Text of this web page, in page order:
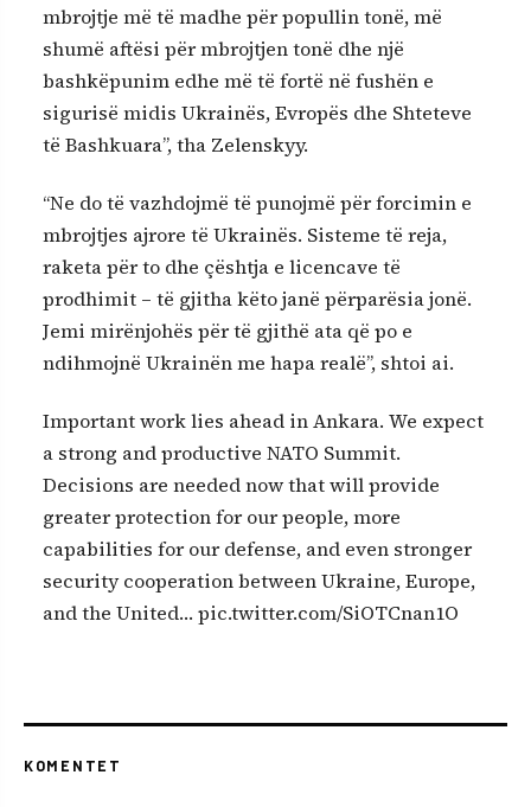
mbrojtje më të madhe për popullin tonë, më
shumë aftësi për mbrojtjen tonë dhe një
bashkëpunim edhe më të fortë në fushën e
sigurisë midis Ukrainës, Evropës dhe Shteteve
të Bashkuara”, tha Zelenskyy.
“Ne do të vazhdojmë të punojmë për forcimin e
mbrojtjes ajrore të Ukrainës. Sisteme të reja,
raketa për to dhe çështja e licencave të
prodhimit – të gjitha këto janë përparësia jonë.
Jemi mirënjohës për të gjithë ata që po e
ndihmojnë Ukrainën me hapa realë”, shtoi ai.
Important work lies ahead in Ankara. We expect
a strong and productive NATO Summit.
Decisions are needed now that will provide
greater protection for our people, more
capabilities for our defense, and even stronger
security cooperation between Ukraine, Europe,
and the United… pic.twitter.com/SiOTCnan1O
KOMENTET